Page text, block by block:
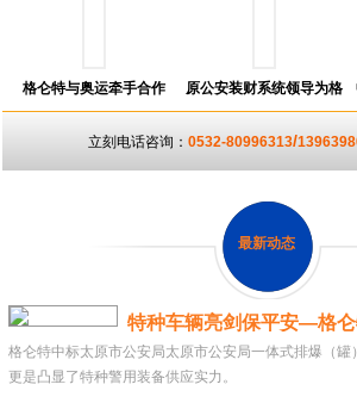
格仑特与奥运牵手合作 原公安装财系统领导为格
立刻电话咨询：0532-80996313/
最新动态
特种车辆亮剑保平安—格
格仑特中标太原市公安局太原市公安局一体式排爆（罐
更是凸显了特种警用装备供应实力。